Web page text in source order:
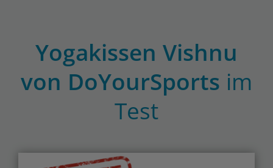
Yogakissen Vishnu
von DoYourSports im
Test